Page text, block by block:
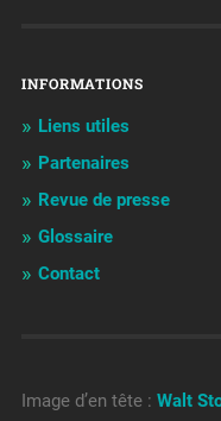
INFORMATIONS
Liens utiles
Partenaires
Revue de presse
Glossaire
Contact
Image d’en tête : Walt